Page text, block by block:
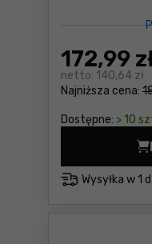
Najniższa cena:
172,99
netto: 140,64 zł
Dostępne: > 10
Wysyłka w 1